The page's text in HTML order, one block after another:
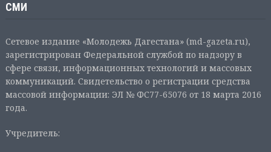
СМИ
Сетевое издание «Молодежь Дагестана» (md-gazeta.ru),
зарегистрирован Федеральной службой по надзору в
сфере связи, информационных технологий и массовых
коммуникаций. Свидетельство о регистрации средства
массовой информации: ЭЛ № ФС77-65076 от 18 марта 2016
года.
Учредитель: